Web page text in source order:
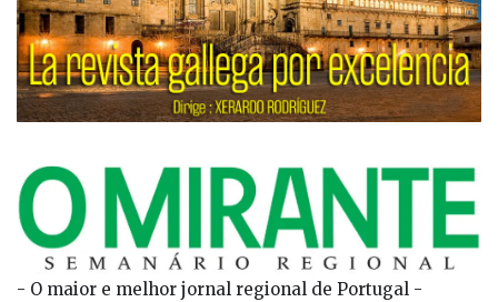
- O maior e melhor jornal regional de Portugal -